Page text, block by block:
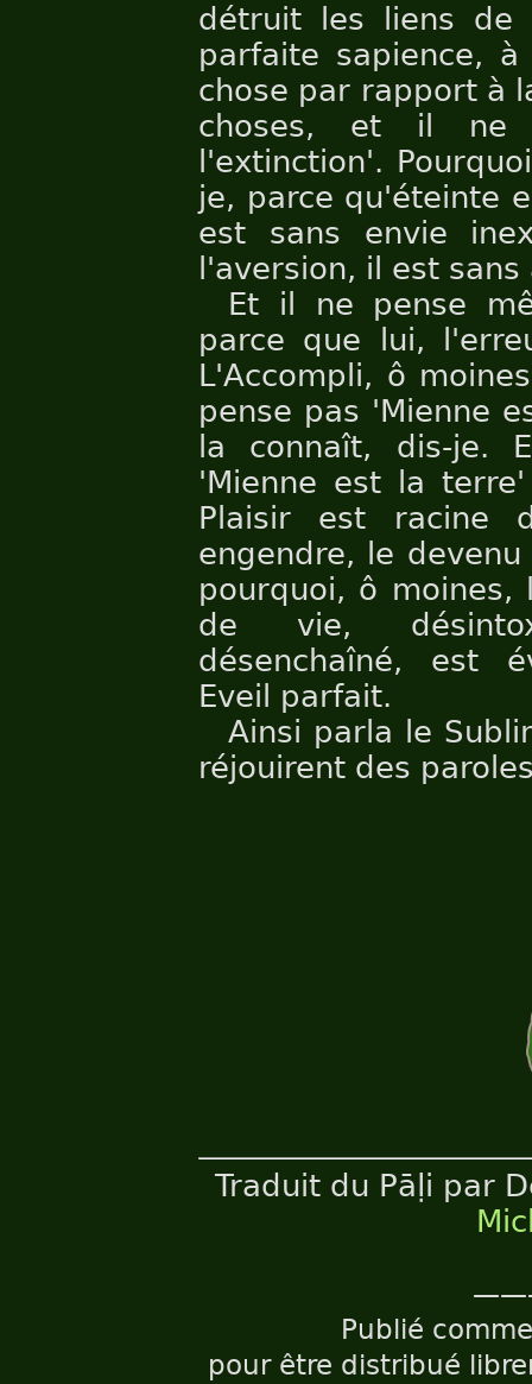
détruit les liens de
parfaite sapience,
chose par rapport à
choses, et il ne
l'extinction'.
je, parce qu'éteinte
est sans envie
l'aversion, il est
Et il ne pense
parce que lui,
L'Accompli, ô
pense pas 'Mienne
la connaît, dis-je.
'Mienne est la
Plaisir est racine
engendre, le
pourquoi, ô
de vie,
désenchaîné, est
Eveil parfait.
Ainsi parla le
réjouirent des
Traduit du Pāḷi par
Publié
pour être distribué